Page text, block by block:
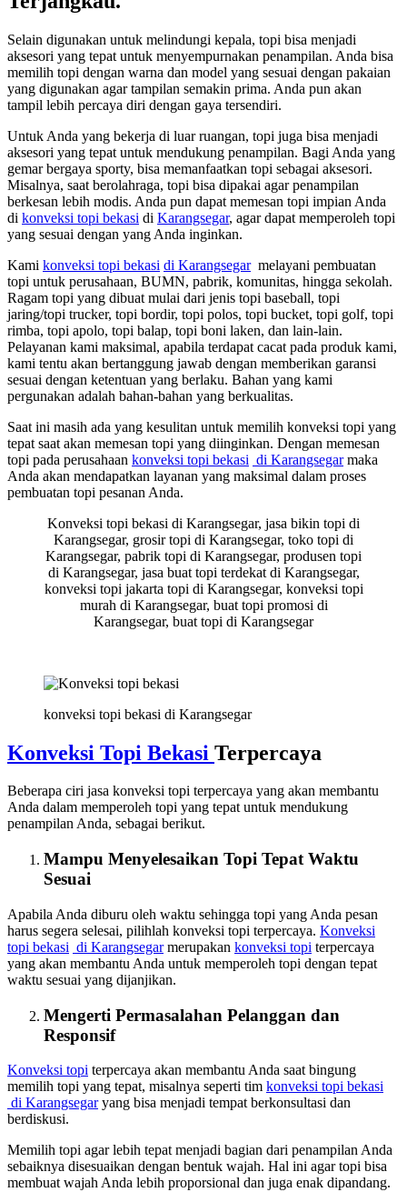
Selain digunakan untuk melindungi kepala, topi bisa menjadi
aksesori yang tepat untuk menyempurnakan penampilan. Anda bisa
memilih topi dengan warna dan model yang sesuai dengan pakaian
yang digunakan agar tampilan semakin prima. Anda pun akan
tampil lebih percaya diri dengan gaya tersendiri.
Untuk Anda yang bekerja di luar ruangan, topi juga bisa menjadi
aksesori yang tepat untuk mendukung penampilan. Bagi Anda yang
gemar bergaya sporty, bisa memanfaatkan topi sebagai aksesori.
Misalnya, saat berolahraga, topi bisa dipakai agar penampilan
berkesan lebih modis. Anda pun dapat memesan topi impian Anda
di konveksi topi bekasi di Karangsegar, agar dapat memperoleh topi
yang sesuai dengan yang Anda inginkan.
Kami konveksi topi bekasi di Karangsegarmelayani pembuatan
topi untuk perusahaan, BUMN, pabrik, komunitas, hingga sekolah.
Ragam topi yang dibuat mulai dari jenis topi baseball, topi
jaring/topi trucker, topi bordir, topi polos, topi bucket, topi golf, topi
rimba, topi apolo, topi balap, topi boni laken, dan lain-lain.
Pelayanan kami maksimal, apabila terdapat cacat pada produk kami,
kami tentu akan bertanggung jawab dengan memberikan garansi
sesuai dengan ketentuan yang berlaku. Bahan yang kami
pergunakan adalah bahan-bahan yang berkualitas.
Saat ini masih ada yang kesulitan untuk memilih konveksi topi yang
tepat saat akan memesan topi yang diinginkan. Dengan memesan
topi pada perusahaan konveksi topi bekasi di Karangsegarmaka
Anda akan mendapatkan layanan yang maksimal dalam proses
pembuatan topi pesanan Anda.
Konveksi topi bekasi di Karangsegar, jasa bikin topi di
Karangsegar, grosir topi di Karangsegar, toko topi di
Karangsegar, pabrik topi di Karangsegar, produsen topi
di Karangsegar, jasa buat topi terdekat di Karangsegar,
konveksi topi jakarta topi di Karangsegar, konveksi topi
murah di Karangsegar, buat topi promosi di
Karangsegar, buat topi di Karangsegar
konveksi topi bekasi di Karangsegar
Konveksi Topi Bekasi Terpercaya
Beberapa ciri jasa konveksi topi terpercaya yang akan membantu
Anda dalam memperoleh topi yang tepat untuk mendukung
penampilan Anda, sebagai berikut.
Mampu Menyelesaikan Topi Tepat Waktu
Sesuai
Apabila Anda diburu oleh waktu sehingga topi yang Anda pesan
harus segera selesai, pilihlah konveksi topi terpercaya. Konveksi
topi bekasi di Karangsegarmerupakan konveksi topi terpercaya
yang akan membantu Anda untuk memperoleh topi dengan tepat
waktu sesuai yang dijanjikan.
Mengerti Permasalahan Pelanggan dan
Responsif
Konveksi topi terpercaya akan membantu Anda saat bingung
memilih topi yang tepat, misalnya seperti tim konveksi topi bekasi
di Karangsegaryang bisa menjadi tempat berkonsultasi dan
berdiskusi.
Memilih topi agar lebih tepat menjadi bagian dari penampilan Anda
sebaiknya disesuaikan dengan bentuk wajah. Hal ini agar topi bisa
membuat wajah Anda lebih proporsional dan juga enak dipandang.